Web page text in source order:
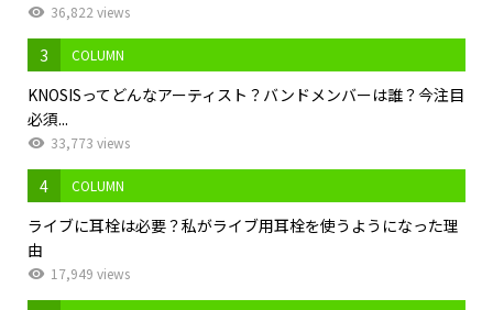
36,822 views
3 COLUMN
KNOSISってどんなアーティスト？バンドメンバーは誰？今注目
必須...
33,773 views
4 COLUMN
ライブに耳栓は必要？私がライブ用耳栓を使うようになった理
由
17,949 views